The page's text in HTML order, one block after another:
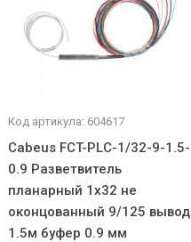
Код артикула: 604617
Cabeus FCT-PLC-1/32-9-1.5-
0.9 Разветвитель
планарный 1х32 не
оконцованный 9/125 вывод
1.5м буфер 0.9 мм